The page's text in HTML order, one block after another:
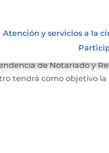
Atención y servicios a la
lo vigilan
En el Artículo 4 del
de Notariado y
tendrá como objetivo la